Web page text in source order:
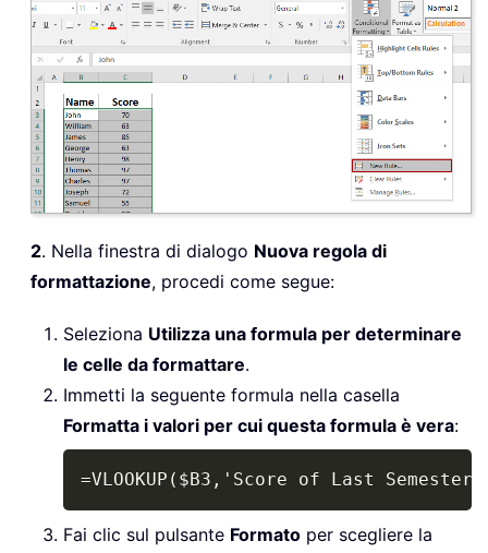
2. Nella finestra di dialogo Nuova regola di
formattazione, procedi come segue:
Seleziona Utilizza una formula per determinare
le celle da formattare.
Immetti la seguente formula nella casella
Formatta i valori per cui questa formula è vera:
=VLOOKUP($B3,'Score of Last Copy
Fai clic sul pulsante Formato per scegliere la